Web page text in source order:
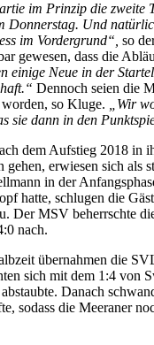
im Prinzip die zweite
Donnerstag. Und
im Vordergrund“, so
gewesen, dass die
einige Neue in der
Dennoch seien die
so Kluge.
„Wir
sie dann in den
dem Aufstieg 2018 in
gehen, erwiesen sich als
in der
hatte, schlugen die
Der MSV beherrschte
nach.
übernahmen die
sich mit dem 1:4 von
Danach
sodass die Meeraner